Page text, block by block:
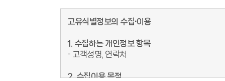
고유식별정보의 수집∙이용
1. 수집하는 개인정보 항목
- 고객성명, 연락처
2. 수집이용 목적